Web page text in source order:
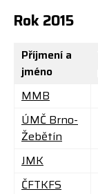
Rok 2015
Příjmení a
jméno
MMB
ÚMČ Brno-
Žebětín
JMK
ČFTKFS